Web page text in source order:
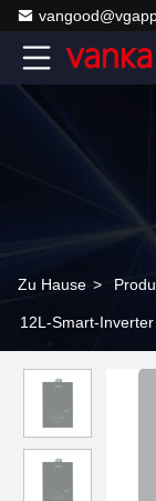
Zu Hause >
12L-Smart-Inverter